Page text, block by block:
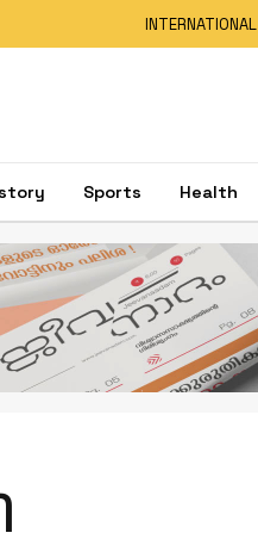
INTERNATIONAL
Sports Health